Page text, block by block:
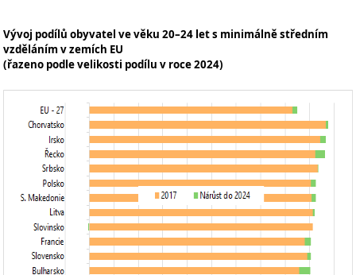
Vývoj podílů obyvatel ve věku 20–24 let s minimálně středním
vzděláním v zemích EU
(řazeno podle velikosti podílu v roce 2024)